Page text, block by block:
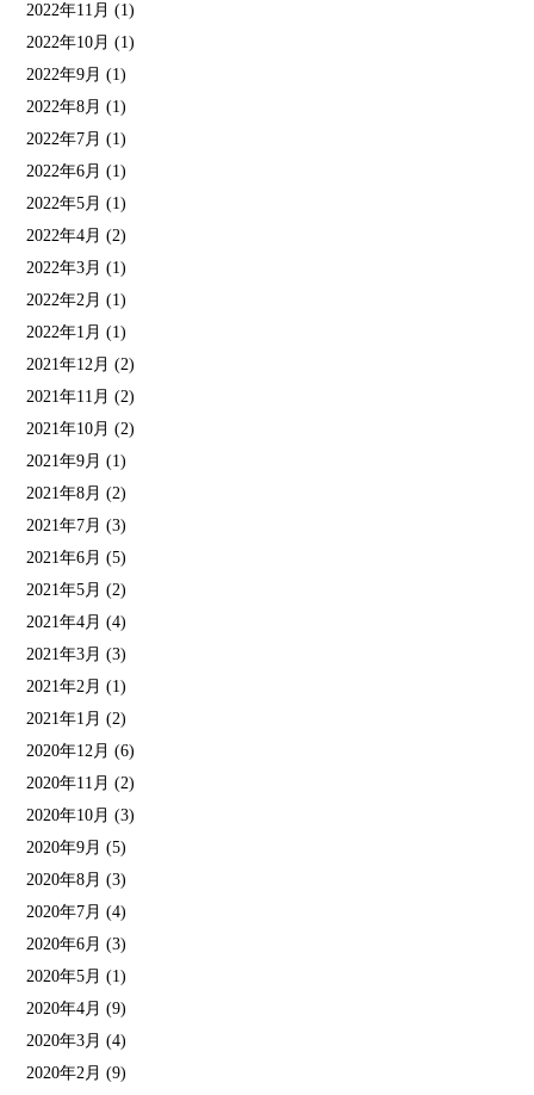
2022年11月 (1)
2022年10月 (1)
2022年9月 (1)
2022年8月 (1)
2022年7月 (1)
2022年6月 (1)
2022年5月 (1)
2022年4月 (2)
2022年3月 (1)
2022年2月 (1)
2022年1月 (1)
2021年12月 (2)
2021年11月 (2)
2021年10月 (2)
2021年9月 (1)
2021年8月 (2)
2021年7月 (3)
2021年6月 (5)
2021年5月 (2)
2021年4月 (4)
2021年3月 (3)
2021年2月 (1)
2021年1月 (2)
2020年12月 (6)
2020年11月 (2)
2020年10月 (3)
2020年9月 (5)
2020年8月 (3)
2020年7月 (4)
2020年6月 (3)
2020年5月 (1)
2020年4月 (9)
2020年3月 (4)
2020年2月 (9)